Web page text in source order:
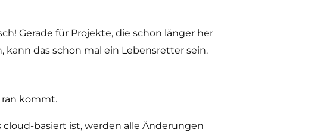
Gerade für Projekte, die schon länger her
das schon mal ein Lebensretter sein.
ran kommt.
basiert ist, werden alle Änderungen